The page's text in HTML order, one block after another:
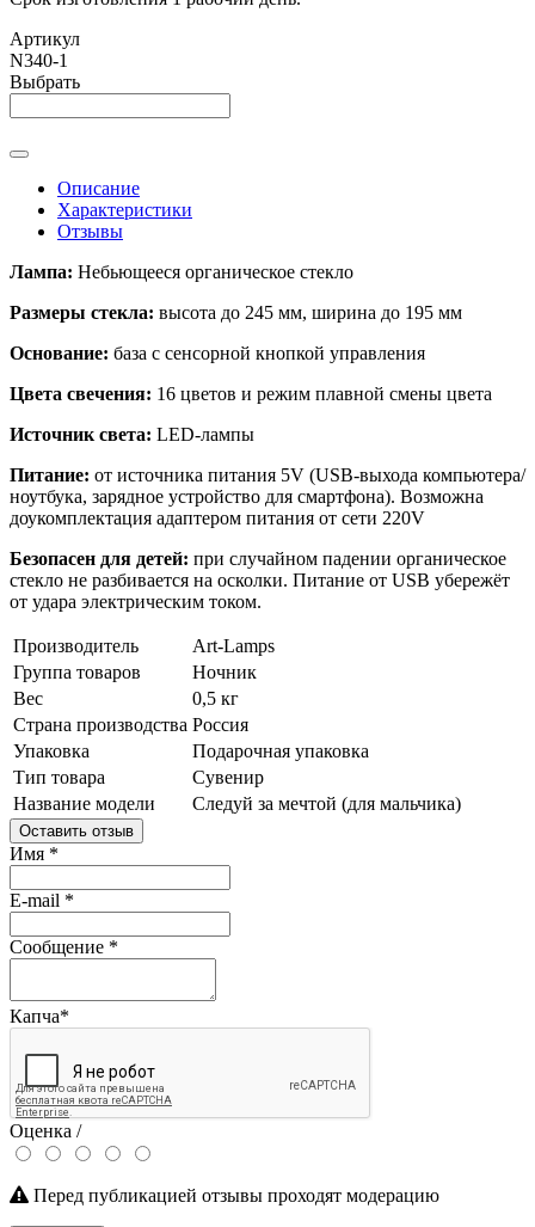
Артикул
N340-1
Выбрать
Описание
Характеристики
Отзывы
Лампа: Небьющееся органическое стекло
Размеры стекла: высота до 245 мм, ширина до 195 мм
Основание: база с сенсорной кнопкой управления
Цвета свечения: 16 цветов и режим плавной смены цвета
Источник света: LED-лампы
Питание: от источника питания 5V (USB-выхода компьютера/
ноутбука, зарядное устройство для смартфона). Возможна
доукомплектация адаптером питания от сети 220V
Безопасен для детей: при случайном падении органическое
стекло не разбивается на осколки. Питание от USB убережёт
от удара электрическим током.
Производитель
Art-Lamps
Группа товаров
Ночник
Вес
0,5 кг
Страна производства Россия
Упаковка
Подарочная упаковка
Тип товара
Сувенир
Название модели
Следуй за мечтой (для мальчика)
Оставить отзыв
Имя *
E-mail *
Сообщение *
Капча*
Оценка /
Перед публикацией отзывы проходят модерацию